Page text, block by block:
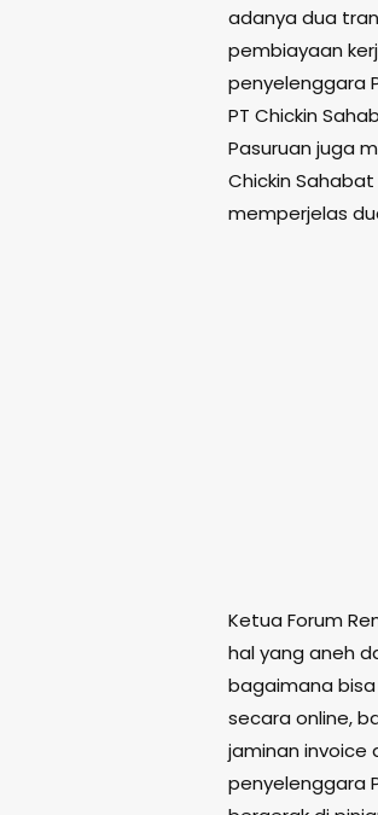
adanya dua
pembiayaan
penyelenggara
PT Chickin
Pasuruan juga
Chickin
memperjelas
Ketua Forum
hal yang aneh
bagaimana bisa
secara online,
jaminan invoice
penyelenggara